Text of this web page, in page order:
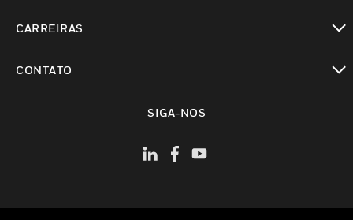
CARREIRAS
CONTATO
SIGA-NOS